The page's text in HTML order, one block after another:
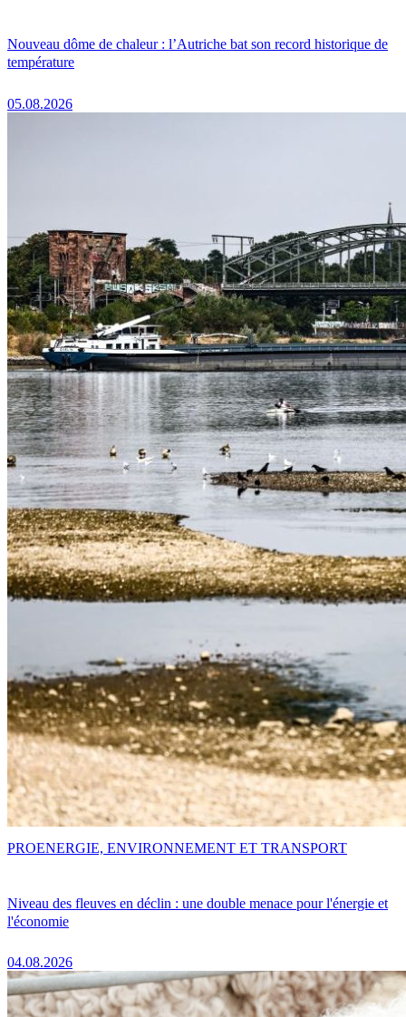
Nouveau dôme de chaleur : l’Autriche bat son record historique de
température
05.08.2026
Niveau des fleuves en déclin : une double menace pour l'énergie et
l'économie
04.08.2026
PROENERGIE, ENVIRONNEMENT ET TRANSPORT